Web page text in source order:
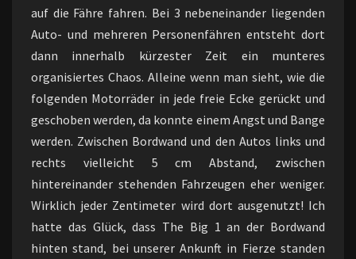
auf die Fähre fahren. Bei 3 nebeneinander liegenden
Auto- und mehreren Personenfähren entsteht dort
dann innerhalb kürzester Zeit ein munteres
organisiertes Chaos. Alleine wenn man sieht, wie die
folgenden Motorräder in jede freie Ecke gerückt und
geschoben werden, da konnte einem Angst und Bange
werden. Zwischen Bordwand und den Autos links und
rechts vielleicht 5 cm Abstand, zwischen
hintereinander stehenden Fahrzeugen eher weniger.
Wirklich jeder Zentimeter wird dort ausgenutzt! Ich
hatte das Glück, dass The Big 1 an der Bordwand
hinten stand, bei unserer Ankunft in Fierze standen